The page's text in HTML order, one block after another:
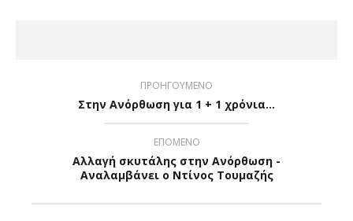
ΠΡΟΗΓΟΥΜΕΝΟ
Στην Ανόρθωση για 1 + 1 χρόνια...
ΕΠΟΜΕΝΟ
Αλλαγή σκυτάλης στην Ανόρθωση -
Αναλαμβάνει ο Ντίνος Τουμαζής